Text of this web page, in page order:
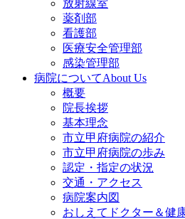
放射線室
薬剤部
看護部
医療安全管理部
感染管理部
病院についてAbout Us
概要
院長挨拶
基本理念
市立甲府病院の紹介
市立甲府病院の歩み
認定・指定の状況
交通・アクセス
病院案内図
おしえてドクター＆健